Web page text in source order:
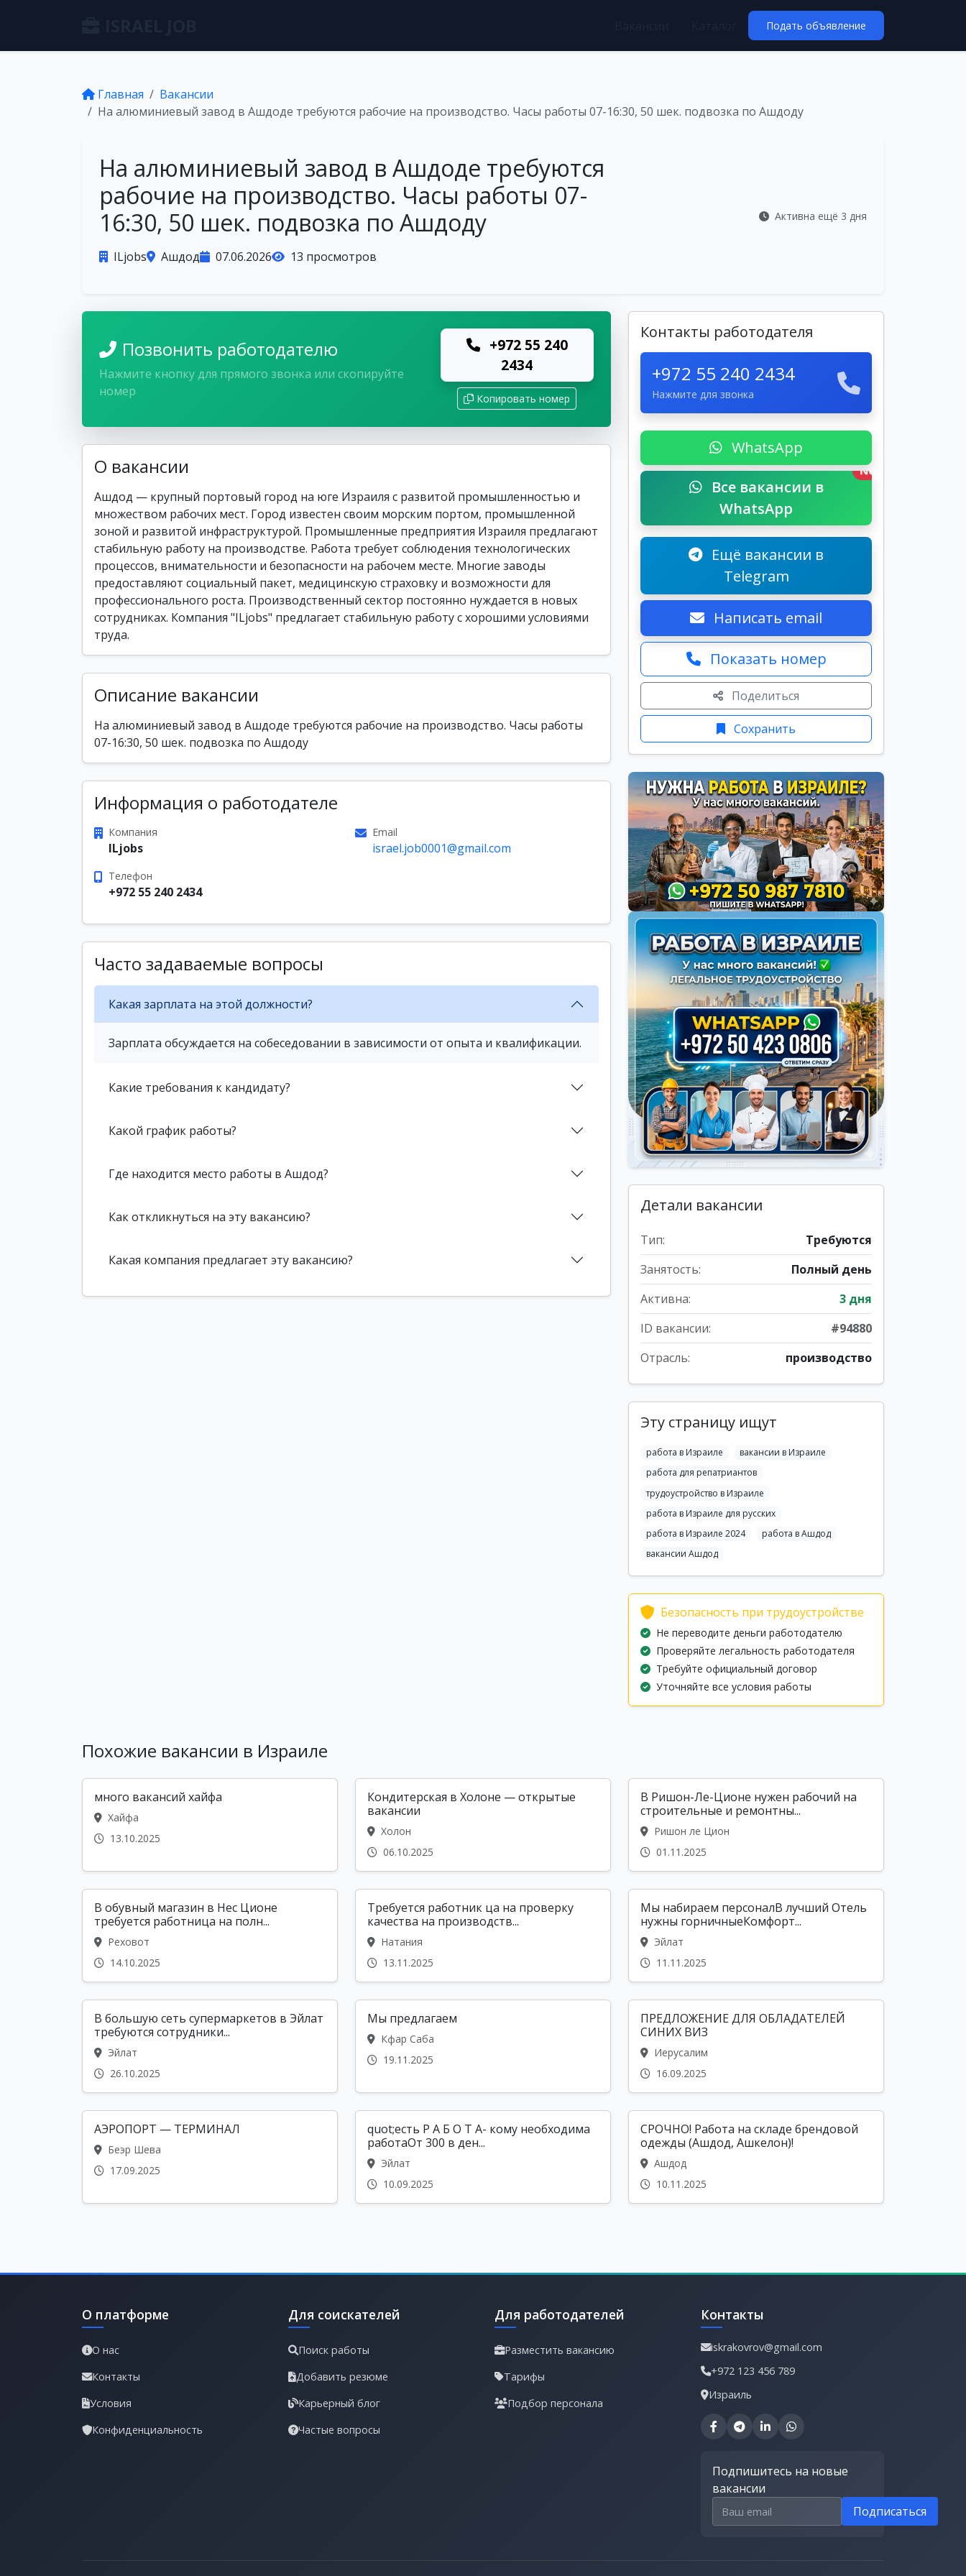
Подать объявление
Главная
Вакансии
На алюминиевый завод в Ашдоде требуются рабочие на производство. Часы работы 07-16:30, 50 шек. подвозка по Ашдоду
На алюминиевый завод в Ашдоде требуются
рабочие на производство. Часы работы 07-
16:30, 50 шек. подвозка по Ашдоду
ILjobs Ашдод 07.06.2026 13 просмотров
Активна ещё 3 дня
Позвонить работодателю
Нажмите кнопку для прямого звонка или скопируйте
номер
+972 55 240
2434
Копировать номер
О вакансии
Ашдод — крупный портовый город на юге Израиля с развитой промышленностью и
множеством рабочих мест. Город известен своим морским портом, промышленной
зоной и развитой инфраструктурой. Промышленные предприятия Израиля предлагают
стабильную работу на производстве. Работа требует соблюдения технологических
процессов, внимательности и безопасности на рабочем месте. Многие заводы
предоставляют социальный пакет, медицинскую страховку и возможности для
профессионального роста. Производственный сектор постоянно нуждается в новых
сотрудниках. Компания "ILjobs" предлагает стабильную работу с хорошими условиями
труда.
Описание вакансии
На алюминиевый завод в Ашдоде требуются рабочие на производство. Часы работы
07-16:30, 50 шек. подвозка по Ашдоду
Информация о работодателе
Компания
ILjobs
Email
israel.job0001@gmail.com
Телефон
+972 55 240 2434
Часто задаваемые вопросы
Какая зарплата на этой должности?
Зарплата обсуждается на собеседовании в зависимости от опыта и квалификации.
Какие требования к кандидату?
Какой график работы?
Где находится место работы в Ашдод?
Как откликнуться на эту вакансию?
Какая компания предлагает эту вакансию?
Контакты работодателя
+972 55 240 2434
Нажмите для звонка
WhatsApp
Все вакансии в
WhatsApp
New
Ещё вакансии в
Telegram
Написать email
Показать номер
Поделиться
Сохранить
Детали вакансии
Тип:
Требуются
Занятость:
Полный день
Активна:
3 дня
ID вакансии:
#94880
Отрасль:
производство
Эту страницу ищут
работа в Израиле
вакансии в Израиле
работа для репатриантов
трудоустройство в Израиле
работа в Израиле для русских
работа в Израиле 2024
работа в Ашдод
вакансии Ашдод
Безопасность при трудоустройстве
Не переводите деньги работодателю
Проверяйте легальность работодателя
Требуйте официальный договор
Уточняйте все условия работы
Похожие вакансии в Израиле
много вакансий хайфа
Хайфа
13.10.2025
Кондитерская в Холоне — открытые
вакансии
Холон
06.10.2025
В Ришон-Ле-Ционе нужен рабочий на
строительные и ремонтны...
Ришон ле Цион
01.11.2025
В обувный магазин в Нес Ционе
требуется работница на полн...
Реховот
14.10.2025
Требуется работник ца на проверку
качества на производств...
Натания
13.11.2025
Мы набираем персоналВ лучший Отель
нужны горничныеКомфорт...
Эйлат
11.11.2025
В большую сеть супермаркетов в Эйлат
требуются сотрудники...
Эйлат
26.10.2025
Мы предлагаем
Кфар Саба
19.11.2025
ПРЕДЛОЖЕНИЕ ДЛЯ ОБЛАДАТЕЛЕЙ
СИНИХ ВИЗ
Иерусалим
16.09.2025
АЭРОПОРТ — ТЕРМИНАЛ
Беэр Шева
17.09.2025
quot;есть Р А Б О Т А- кому необходима
работаОт 300 в ден...
Эйлат
10.09.2025
СРОЧНО! Работа на складе брендовой
одежды (Ашдод, Ашкелон)!
Ашдод
10.11.2025
О платформе
О нас
Контакты
Условия
Конфиденциальность
Для соискателей
Поиск работы
Добавить резюме
Карьерный блог
Частые вопросы
Для работодателей
Разместить вакансию
Тарифы
Подбор персонала
Контакты
iskrakovrov@gmail.com
+972 123 456 789
Израиль
Подпишитесь на новые
вакансии
Email для подписки
Подписаться